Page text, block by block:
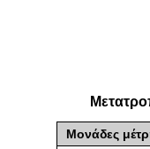
Μονάδες